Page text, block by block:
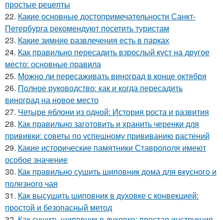
простые рецепты
22. Какие основные достопримечательности Санкт-
Петербурга рекомендуют посетить туристам
23. Какие зимние развлечения есть в парках
24. Как правильно пересадить взрослый куст на другое
место: основные правила
25. Можно ли пересаживать виноград в конце октября
26. Полное руководство: как и когда пересадить
виноград на новое место
27. Четыре яблони из одной: История роста и развития
28. Как правильно заготовить и хранить черенки для
прививки: советы по успешному прививанию растений
29. Какие исторические памятники Ставрополя имеют
особое значение
30. Как правильно сушить шиповник дома для вкусного и
полезного чая
31. Как высушить шиповник в духовке с конвекцией:
простой и безопасный метод